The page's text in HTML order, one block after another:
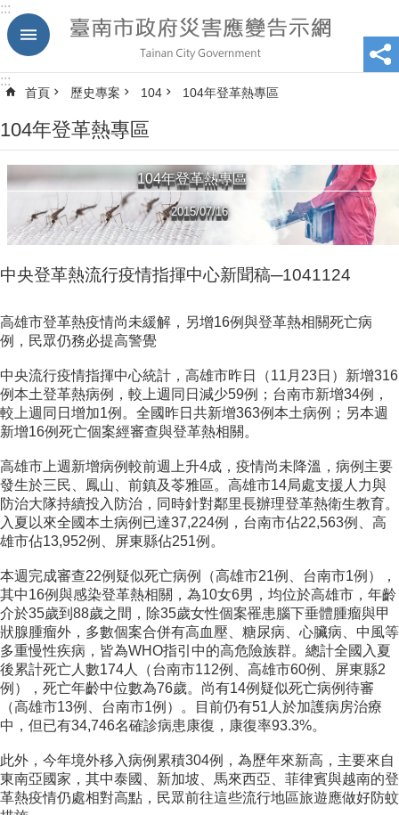
跳到主要內容區塊
:::
:::
首頁 歷史專案 104 104年登革熱專區
104年登革熱專區
104年登革熱專區
2015/07/16
中央登革熱流行疫情指揮中心新聞稿─1041124
高雄市登革熱疫情尚未緩解，另增16例與登革熱相關死亡病
例，民眾仍務必提高警覺
中央流行疫情指揮中心統計，高雄市昨日（11月23日）新增316
例本土登革熱病例，較上週同日減少59例；台南市新增34例，
較上週同日增加1例。全國昨日共新增363例本土病例；另本週
新增16例死亡個案經審查與登革熱相關。
高雄市上週新增病例較前週上升4成，疫情尚未降溫，病例主要
發生於三民、鳳山、前鎮及苓雅區。高雄市14局處支援人力與
防治大隊持續投入防治，同時針對鄰里長辦理登革熱衛生教育。
入夏以來全國本土病例已達37,224例，台南市佔22,563例、高
雄市佔13,952例、屏東縣佔251例。
本週完成審查22例疑似死亡病例（高雄市21例、台南市1例），
其中16例與感染登革熱相關，為10女6男，均位於高雄市，年齡
介於35歲到88歲之間，除35歲女性個案罹患腦下垂體腫瘤與甲
狀腺腫瘤外，多數個案合併有高血壓、糖尿病、心臟病、中風等
多重慢性疾病，皆為WHO指引中的高危險族群。總計全國入夏
後累計死亡人數174人（台南市112例、高雄市60例、屏東縣2
例），死亡年齡中位數為76歲。尚有14例疑似死亡病例待審
（高雄市13例、台南市1例）。目前仍有51人於加護病房治療
中，但已有34,746名確診病患康復，康復率93.3%。
此外，今年境外移入病例累積304例，為歷年來新高，主要來自
東南亞國家，其中泰國、新加坡、馬來西亞、菲律賓與越南的登
革熱疫情仍處相對高點，民眾前往這些流行地區旅遊應做好防蚊